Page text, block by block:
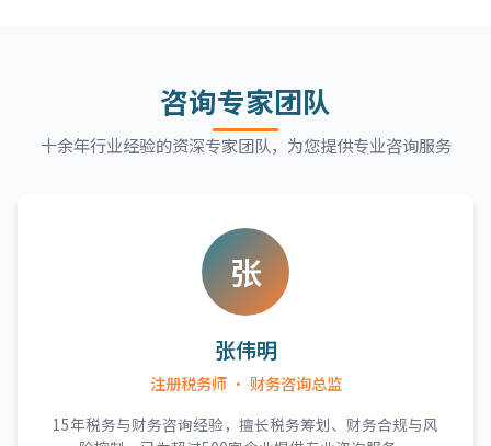
咨询专家团队
十余年行业经验的资深专家团队，为您提供专业咨询服务
张
张伟明
注册税务师 · 财务咨询总监
15年税务与财务咨询经验，擅长税务筹划、财务合规与风